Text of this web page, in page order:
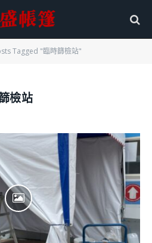
Tagged "臨時篩檢站"
檢站